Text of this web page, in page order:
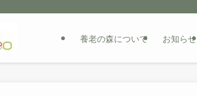
養老の森について お知らせ